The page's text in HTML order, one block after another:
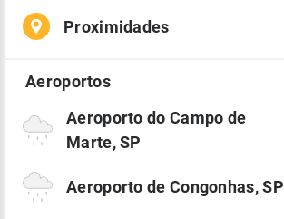
Proximidades
Aeroporto do Campo de
Marte, SP
Aeroporto de Congonhas, SP